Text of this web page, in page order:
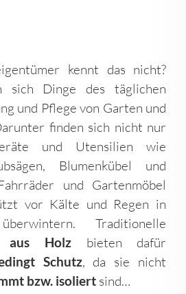
kennt das nicht?
sich Dinge des täglichen
und Pflege von Garten und
finden sich nicht nur
und Utensilien wie
Blumenkübel und
und Gartenmöbel
vor Kälte und Regen in
Traditionelle
aus Holz bieten dafür
Schutz, da sie nicht
bzw. isoliertsind…